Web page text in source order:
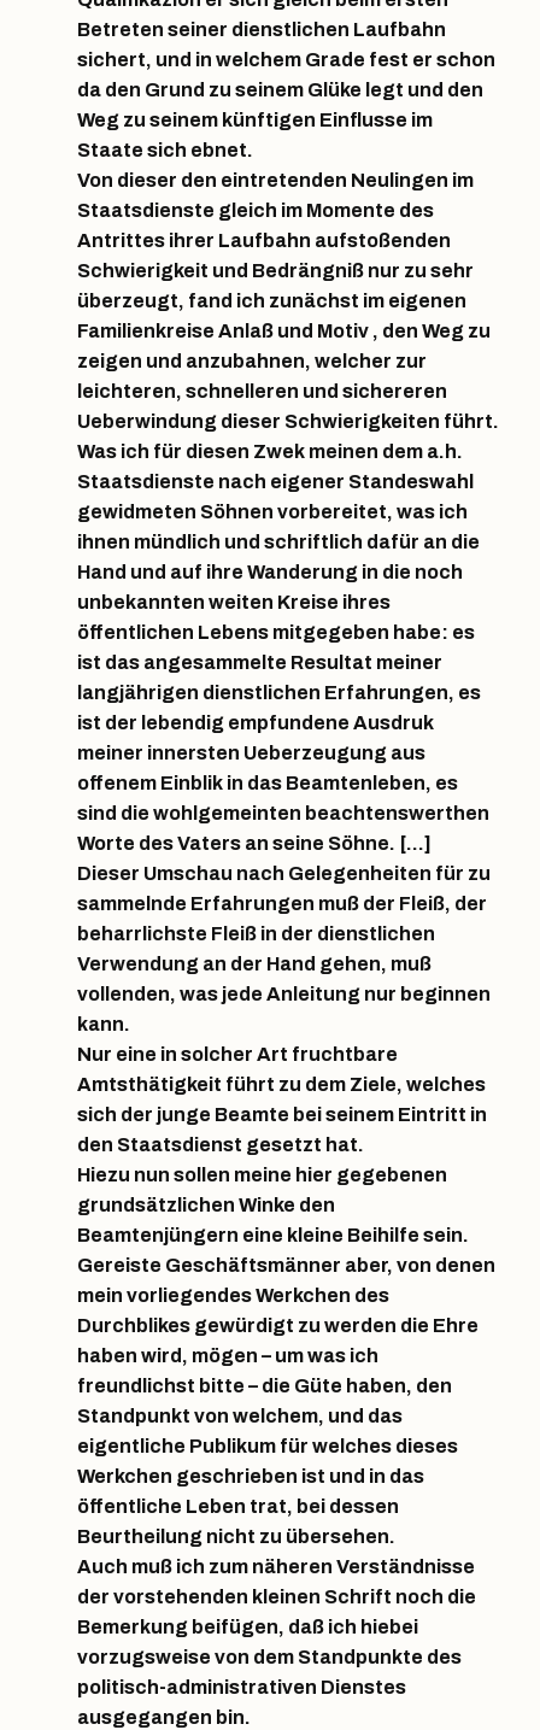
Betreten seiner dienstlichen Laufbahn
sichert, und in welchem Grade fest er schon
da den Grund zu seinem Glüke legt und den
Weg zu seinem künftigen Einflusse im
Staate sich ebnet.
Von dieser den eintretenden Neulingen im
Staatsdienste gleich im Momente des
Antrittes ihrer Laufbahn aufstoßenden
Schwierigkeit und Bedrängniß nur zu sehr
überzeugt, fand ich zunächst im eigenen
Familienkreise Anlaß und Motiv , den Weg zu
zeigen und anzubahnen, welcher zur
leichteren, schnelleren und sichereren
Ueberwindung dieser Schwierigkeiten führt.
Was ich für diesen Zwek meinen dem a.h.
Staatsdienste nach eigener Standeswahl
gewidmeten Söhnen vorbereitet, was ich
ihnen mündlich und schriftlich dafür an die
Hand und auf ihre Wanderung in die noch
unbekannten weiten Kreise ihres
öffentlichen Lebens mitgegeben habe: es
ist das angesammelte Resultat meiner
langjährigen dienstlichen Erfahrungen, es
ist der lebendig empfundene Ausdruk
meiner innersten Ueberzeugung aus
offenem Einblik in das Beamtenleben, es
sind die wohlgemeinten beachtenswerthen
Worte des Vaters an seine Söhne. […]
Dieser Umschau nach Gelegenheiten für zu
sammelnde Erfahrungen muß der Fleiß, der
beharrlichste Fleiß in der dienstlichen
Verwendung an der Hand gehen, muß
vollenden, was jede Anleitung nur beginnen
kann.
Nur eine in solcher Art fruchtbare
Amtsthätigkeit führt zu dem Ziele, welches
sich der junge Beamte bei seinem Eintritt in
den Staatsdienst gesetzt hat.
Hiezu nun sollen meine hier gegebenen
grundsätzlichen Winke den
Beamtenjüngern eine kleine Beihilfe sein.
Gereiste Geschäftsmänner aber, von denen
mein vorliegendes Werkchen des
Durchblikes gewürdigt zu werden die Ehre
haben wird, mögen – um was ich
freundlichst bitte – die Güte haben, den
Standpunkt von welchem, und das
eigentliche Publikum für welches dieses
Werkchen geschrieben ist und in das
öffentliche Leben trat, bei dessen
Beurtheilung nicht zu übersehen.
Auch muß ich zum näheren Verständnisse
der vorstehenden kleinen Schrift noch die
Bemerkung beifügen, daß ich hiebei
vorzugsweise von dem Standpunkte des
politisch-administrativen Dienstes
ausgegangen bin.